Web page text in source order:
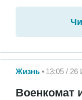
Жизнь 13:05 / 26
Военкомат